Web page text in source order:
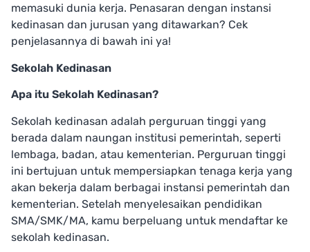
memasuki dunia kerja. Penasaran dengan instansi
kedinasan dan jurusan yang ditawarkan? Cek
penjelasannya di bawah ini ya!
Sekolah Kedinasan
Apa itu Sekolah Kedinasan?
Sekolah kedinasan adalah perguruan tinggi yang
berada dalam naungan institusi pemerintah, seperti
lembaga, badan, atau kementerian. Perguruan tinggi
ini bertujuan untuk mempersiapkan tenaga kerja yang
akan bekerja dalam berbagai instansi pemerintah dan
kementerian. Setelah menyelesaikan pendidikan
SMA/SMK/MA, kamu berpeluang untuk mendaftar ke
sekolah kedinasan.